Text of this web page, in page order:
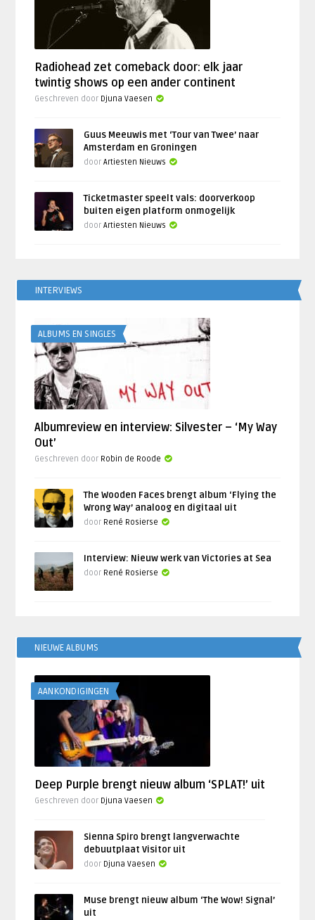
Radiohead zet comeback door: elk jaar
twintig shows op een ander continent
Geschreven door Djuna Vaesen
Guus Meeuwis met ‘Tour van Twee’ naar
Amsterdam en Groningen
doorArtiesten Nieuws
Ticketmaster speelt vals: doorverkoop
buiten eigen platform onmogelijk
doorArtiesten Nieuws
INTERVIEWS
ALBUMS EN SINGLES
Albumreview en interview: Silvester – ‘My Way
Out’
Geschreven door Robin de Roode
The Wooden Faces brengt album ‘Flying the
Wrong Way’ analoog en digitaal uit
door René Rosierse
Interview: Nieuw werk van Victories at Sea
door René Rosierse
NIEUWE ALBUMS
AANKONDIGINGEN
Deep Purple brengt nieuw album ‘SPLAT!’ uit
Geschreven door Djuna Vaesen
Sienna Spiro brengt langverwachte
debuutplaat Visitor uit
door Djuna Vaesen
Muse brengt nieuw album ‘The Wow! Signal’
uit